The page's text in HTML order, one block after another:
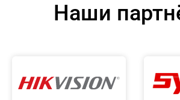
Наши